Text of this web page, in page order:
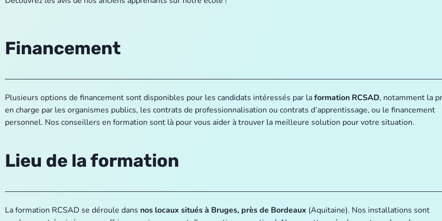
Financement
Plusieurs options de financement sont disponibles pour les candidats intéressés par laformation RCSAD, notamment la
en charge par les organismes publics, les contrats de professionnalisation ou contrats d’apprentissage, ou le financement
personnel. Nos conseillers en formation sont là pour vous aider à trouver la meilleure solution pour votre situation.
Lieu de la formation
La formation RCSAD se déroule dans nos locaux situés à Bruges, près de Bordeaux (Aquitaine). Nos installations sont